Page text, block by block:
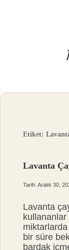
Etiket:
Lavanta
Tarih: Aralık 30,
Lavanta
kullananlar
bir süre
bardak